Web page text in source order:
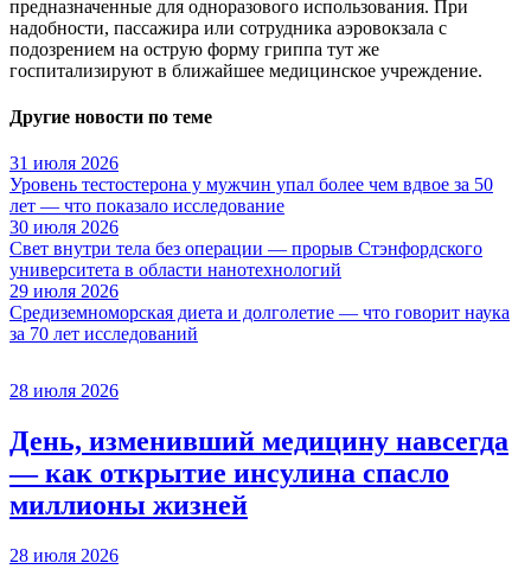
предназначенные для одноразового использования. При
надобности, пассажира или сотрудника аэровокзала с
подозрением на острую форму гриппа тут же
госпитализируют в ближайшее медицинское учреждение.
Другие новости по теме
31 июля 2026
Уровень тестостерона у мужчин упал более чем вдвое за 50
лет — что показало исследование
30 июля 2026
Свет внутри тела без операции — прорыв Стэнфордского
университета в области нанотехнологий
29 июля 2026
Средиземноморская диета и долголетие — что говорит наука
за 70 лет исследований
28 июля 2026
День, изменивший медицину навсегда
— как открытие инсулина спасло
миллионы жизней
28 июля 2026